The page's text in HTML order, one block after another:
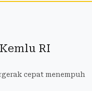
RI
cepat menempuh